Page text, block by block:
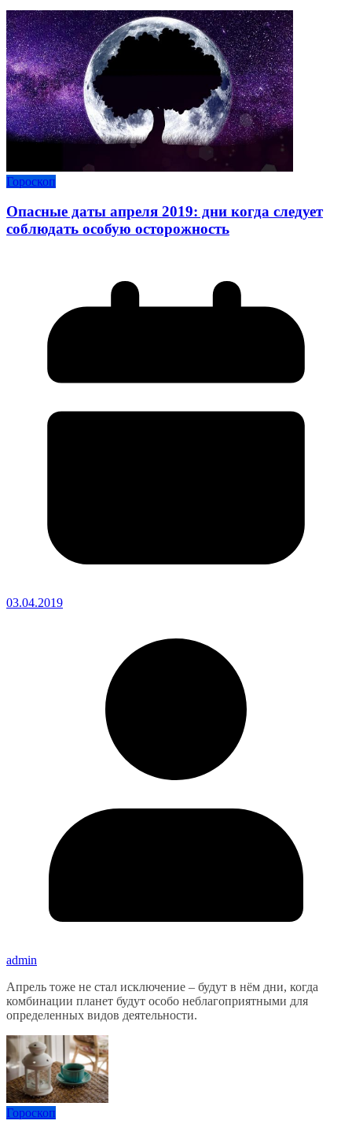
Гороскоп
Опасные даты апреля 2019: дни когда следует
соблюдать особую осторожность
03.04.2019
admin
Апрель тоже не стал исключение – будут в нём дни, когда
комбинации планет будут особо неблагоприятными для
определенных видов деятельности.
Гороскоп